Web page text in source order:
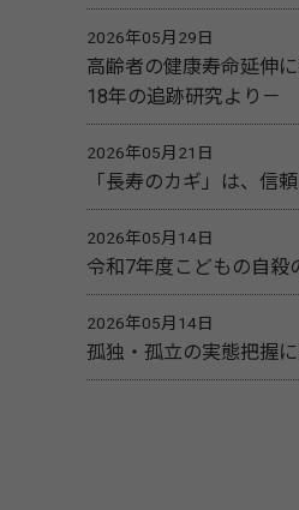
2026年05月29日
高齢者の健康寿命延伸
18年の追跡研究より－
2026年05月21日
「長寿のカギ」は、信
2026年05月14日
令和7年度こどもの自殺
2026年05月14日
孤独・孤立の実態把握